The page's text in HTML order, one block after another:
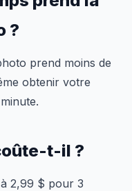
?
prend moins de
obtenir votre
t-il ?
2,99 $ pour 3